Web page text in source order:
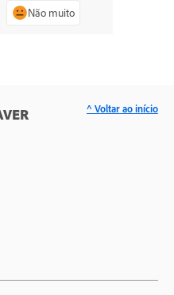
Não muito
^ Voltar ao início